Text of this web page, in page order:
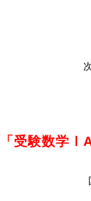
「受験数学